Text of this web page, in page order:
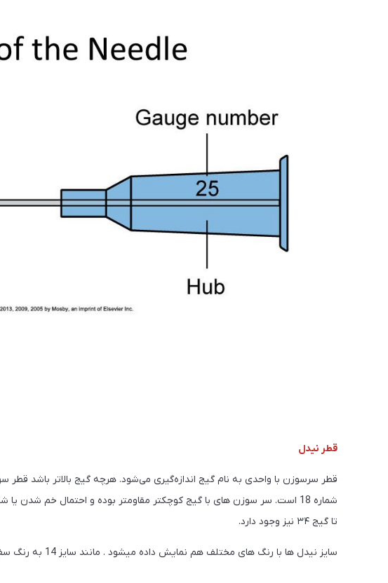
قطر نیدل
شماره 18 است. سر سوزن های با گیج کوچکتر مقاومتر بوده و احتمال خم
تا گیج ۳۴ نیز وجود دارد.
سایز نیدل ها با رنگ های مختلف هم نمایش داده میشود . مانند سایز 14 به رنگ سفید یا 18 به رنگ صورتی یا 20 به رنگ زرد